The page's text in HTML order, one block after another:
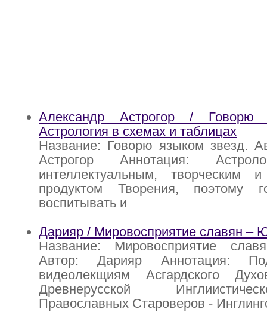
Александр Астрогор / Говорю
Астрология в схемах и таблицах
Название: Говорю языком звезд.
Астрогор Аннотация:
интеллектуальным, творческим
продуктом Творения, поэтому
воспитывать и
Дарияр / Мировосприятие славян
Название: Мировосприятие
Автор: Дарияр Аннотация:
видеолекщиям Асгардского
Древнерусской
Православных Староверов -